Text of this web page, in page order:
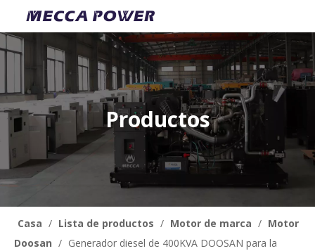
Productos
Casa / Lista de productos / Motor de marca / Motor
Doosan / Generador diesel de 400KVA DOOSAN para la